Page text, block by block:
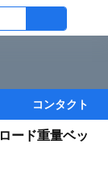
コンタクト
ード重量ベッ